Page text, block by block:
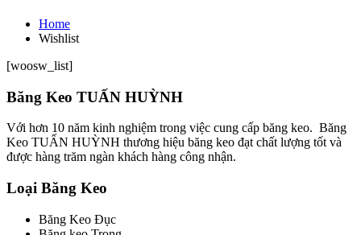
Home
Wishlist
[woosw_list]
Băng Keo TUẤN HUỲNH
Với hơn 10 năm kinh nghiệm trong việc cung cấp băng keo. Băng
Keo TUẤN HUỲNH thương hiệu băng keo đạt chất lượng tốt và
được hàng trăm ngàn khách hàng công nhận.
Loại Băng Keo
Băng Keo Đục